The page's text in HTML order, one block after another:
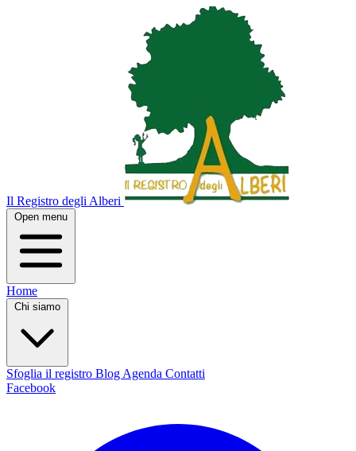
Il Registro degli Alberi
Open menu
Home
Chi siamo
Sfoglia il registro Blog Agenda Contatti
Facebook